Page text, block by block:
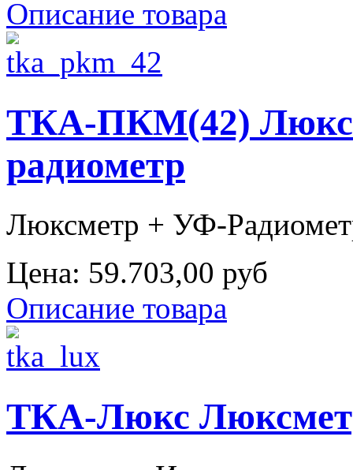
Описание товара
ТКА-ПКМ(42)
радиометр
Люксметр + УФ-
Цена: 59.703,00 руб
Описание товара
ТКА-Люкс